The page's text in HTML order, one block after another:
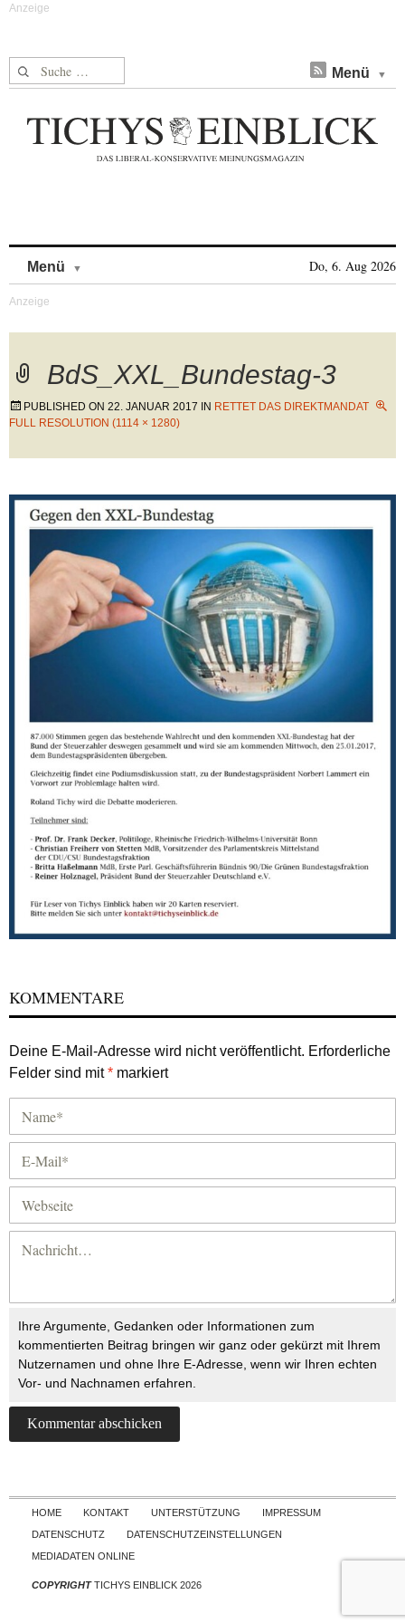
Suche nach: Menü
Menü Do, 6. Aug 2026
BdS_XXL_Bundestag-3
PUBLISHED ON 22. JANUAR 2017 IN RETTET DAS DIREKTMANDAT
FULL RESOLUTION (1114 × 1280)
KOMMENTARE
Deine E-Mail-Adresse wird nicht veröffentlicht. Erforderliche
Felder sind mit* markiert
Ihre Argumente, Gedanken oder Informationen zum
kommentierten Beitrag bringen wir ganz oder gekürzt mit Ihrem
Nutzernamen und ohne Ihre E-Adresse, wenn wir Ihren echten
Vor- und Nachnamen erfahren.
Skip to content
HOME KONTAKT UNTERSTÜTZUNG
IMPRESSUM
DATENSCHUTZ
DATENSCHUTZEINSTELLUNGEN
MEDIADATEN ONLINE
COPYRIGHTTICHYS EINBLICK 2026